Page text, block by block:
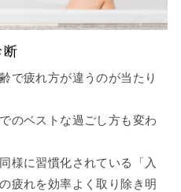
で疲れ方が違うのが当たり
のベストな過ごし方も変わ
様に習慣化されている「入
疲れを効率よく取り除き明